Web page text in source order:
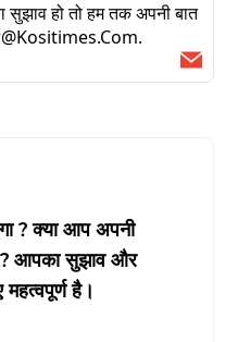
हो तो हम तक अपनी बात
.
? क्या आप अपनी
? आपका सुझाव और
महत्वपूर्ण है।